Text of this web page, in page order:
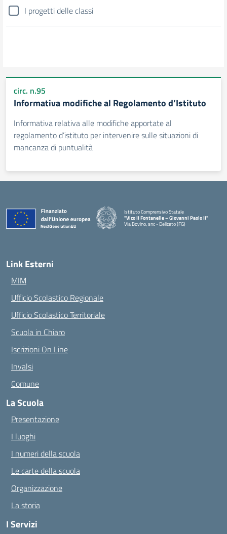
I progetti delle classi
circ. n.95
Informativa modifiche al Regolamento d’Istituto
Informativa relativa alle modifiche apportate al
regolamento d’istituto per intervenire sulle situazioni di
mancanza di puntualità
Istituto Comprensivo Statale
"Vico II Fontanelle – Giovanni Paolo II"
Via Bovino, snc - Deliceto (FG)
Link Esterni
MIM
Ufficio Scolastico Regionale
Ufficio Scolastico Territoriale
Scuola in Chiaro
Iscrizioni On Line
Invalsi
Comune
La Scuola
Presentazione
I luoghi
I numeri della scuola
Le carte della scuola
Organizzazione
La storia
I Servizi